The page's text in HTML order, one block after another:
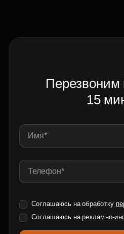
Перезвоним
15
Соглашаюсь на обработку
Соглашаюсь нарекламно-